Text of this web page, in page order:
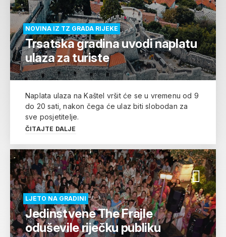
NOVINA IZ TZ GRADA RIJEKE
Trsatska gradina uvodi naplatu
ulaza za turiste
Naplata ulaza na Kaštel vršit će se u vremenu od 9
do 20 sati, nakon čega će ulaz biti slobodan za
sve posjetitelje.
ČITAJTE DALJE
LJETO NA GRADINI
Jedinstvene The Frajle
oduševile riječku publiku